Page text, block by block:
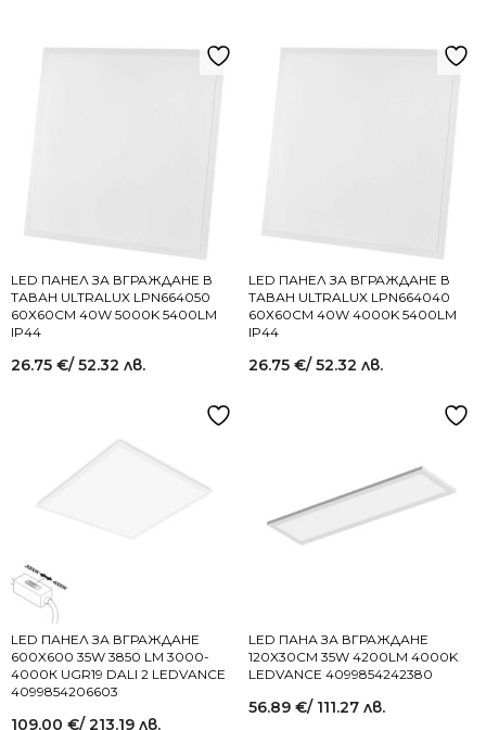
LED ПАНЕЛ ЗА ВГРАЖДАНЕ В
ТАВАН ULTRALUX LPN664050
60Х60СМ 40W 5000K 5400LM
IP44
26.75 €/ 52.32 лв.
LED ПАНЕЛ ЗА ВГРАЖДАНЕ В
ТАВАН ULTRALUX LPN664040
60Х60СМ 40W 4000K 5400LM
IP44
26.75 €/ 52.32 лв.
LED ПАНЕЛ ЗА ВГРАЖДАНЕ
600X600 35W 3850 LM 3000-
4000К UGR19 DALI 2 LEDVANCE
4099854206603
109.00 €/ 213.19 лв.
LED ПАНА ЗА ВГРАЖДАНЕ
120X30СМ 35W 4200LM 4000K
LEDVANCE 4099854242380
56.89 €/ 111.27 лв.